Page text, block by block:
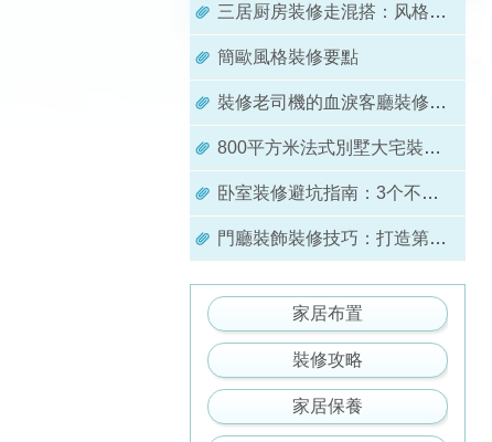
三居厨房装修走混搭：风格融合与个性表达
簡歐風格裝修要點
裝修老司機的血淚客廳裝修教訓：避坑指南與實用建議
800平方米法式別墅大宅裝修：奢華氣質與功能完美結合的典雅空間
卧室装修避坑指南：3个不容忽视的细节
門廳裝飾裝修技巧：打造第一印象的空間
家居布置
裝修攻略
家居保養